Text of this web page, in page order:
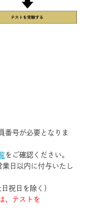
番号が必要となりま
をご確認ください。
業日以内に付与いたし
祝日を除く）
、テストを